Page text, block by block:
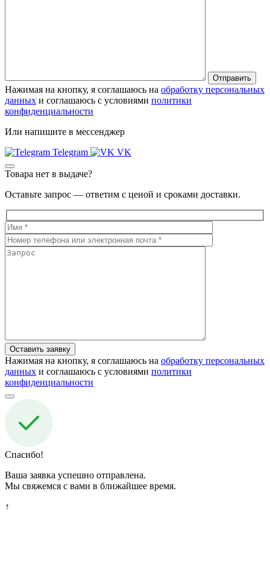
Нажимая на кнопку, я соглашаюсь на обработку персональных
данных и соглашаюсь с условиями политики
конфиденциальности
Или напишите в мессенджер
Telegram
VK
Товара нет в выдаче?
Оставьте запрос — ответим с ценой и сроками доставки.
Нажимая на кнопку, я соглашаюсь на обработку персональных
данных и соглашаюсь с условиями политики
конфиденциальности
Спасибо!
Ваша заявка успешно отправлена.
Мы свяжемся с вами в ближайшее время.
↑